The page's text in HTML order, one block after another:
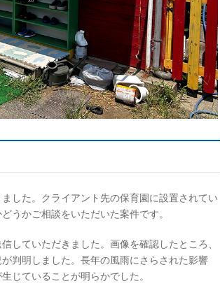
した。クライアント先の保育園に設置されてい
うかご相談をいただいた案件です。
していただきました。画像を確認したところ、
判明しました。長年の風雨にさらされた影響
じていることが明らかでした。